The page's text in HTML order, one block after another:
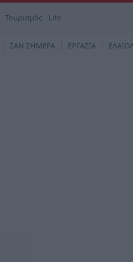
Τουρισμός Life
ΣΑΝ ΣΗΜΕΡΑ ΕΡΓΑΣΙΑ